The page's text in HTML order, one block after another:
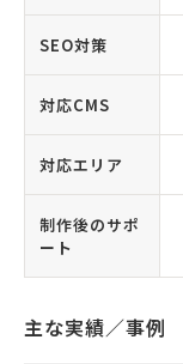
SEO対策
対応CMS
対応エリア
制作後のサポ
ート
主な実績／事例